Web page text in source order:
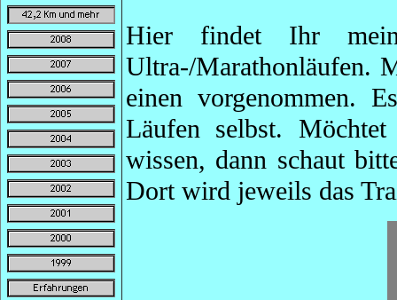
Hier findet Ihr
Ultra-/Marathonläufen.
einen vorgenommen.
Läufen selbst.
wissen, dann schaut
Dort wird jeweils das